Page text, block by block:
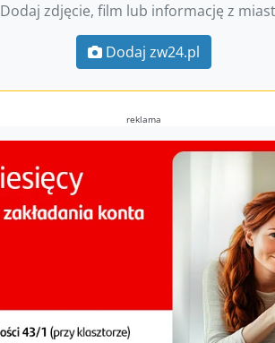
Dodaj zdjęcie, film lub informację z
Dodaj zw24.pl
reklama